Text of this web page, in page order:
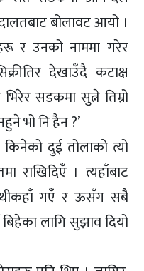
बोलावट आयो ।
र उनको नाममा गरेर
देखाउँदै कटाक्ष
सडकमा सुत्ने तिम्रो
भो नि हैन ?’
किनेको दुई तोलाको त्यो
राखिदिएँ । त्यहाँबाट
गएँ र ऊसँग सबै
लागि सुझाव दियो